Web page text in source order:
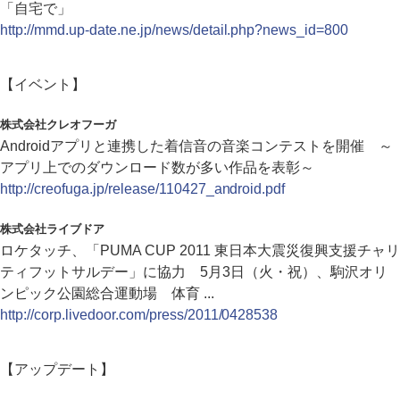
「自宅で」
http://mmd.up-date.ne.jp/news/detail.php?news_id=800
【イベント】
株式会社クレオフーガ
Androidアプリと連携した着信音の音楽コンテストを開催 ～
アプリ上でのダウンロード数が多い作品を表彰～
http://creofuga.jp/release/110427_android.pdf
株式会社ライブドア
ロケタッチ、「PUMA CUP 2011 東日本大震災復興支援チャリ
ティフットサルデー」に協力 5月3日（火・祝）、駒沢オリ
ンピック公園総合運動場 体育 ...
http://corp.livedoor.com/press/2011/0428538
【アップデート】